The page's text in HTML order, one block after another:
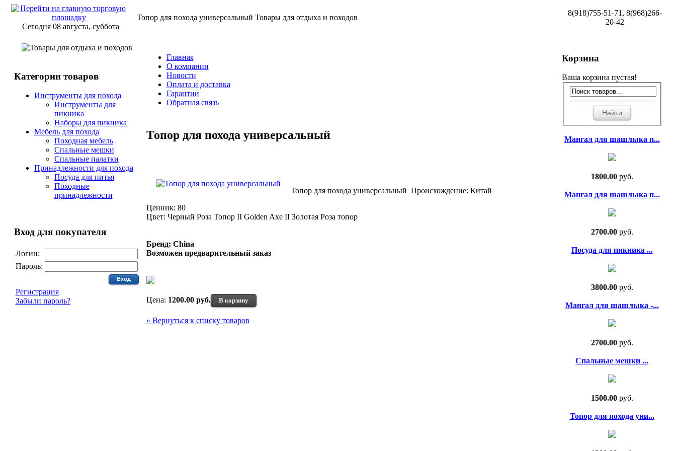
Сегодня 08 августа, суббота
Топор для похода универсальный Товары для отдыха и походов
8(918)755-51-71, 8(968)266-
20-42
Категории товаров
Инструменты для похода
Инструменты для
пикника
Наборы для пикника
Мебель для похода
Походная мебель
Спальные мешки
Спальные палатки
Принадлежности для похода
Посуда для питья
Походные
принадлежности
Вход для покупателя
Логин:
Пароль:
Регистрация
Забыли пароль?
Главная
О компании
Новости
Оплата и доставка
Гарантии
Обратная связь
Топор для похода универсальный
Топор для похода универсальный Происхождение: Китай
Ценник: 80
Цвет: Черный Роза Топор II Golden Axe II Золотая Роза топор
Бренд: China
Возможен предварительный заказ
Цена: 1200.00 руб. В корзину
« Вернуться к списку товаров
Корзина
Ваша корзина пустая!
Мангал для шашлыка п...
1800.00руб.
Мангал для шашлыка п...
2700.00руб.
Посуда для пикника ...
3800.00руб.
Мангал для шашлыка -...
2700.00руб.
Спальные мешки ...
1500.00руб.
Топор для похода уни...